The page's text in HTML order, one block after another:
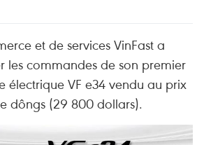
et de services VinFast a
les commandes de son premier
électrique VF e34 vendu au prix
dôngs (29 800 dollars).